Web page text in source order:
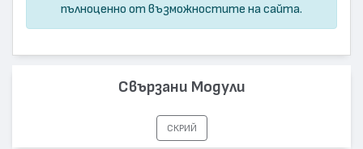
пълноценно от възможностите на сайта.
Свързани Модули
СКРИЙ